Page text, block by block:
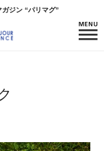
ジン “パリマグ”